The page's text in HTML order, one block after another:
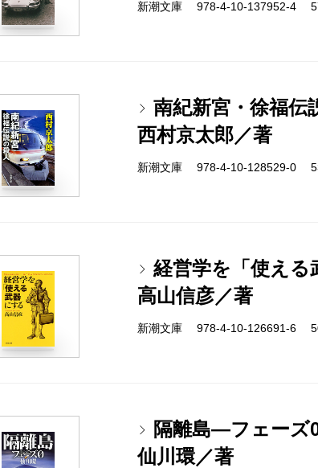
新潮文庫 978-4-10-137952-4
南紀新宮・徐福伝
西村京太郎／著
新潮文庫 978-4-10-128529-0
経営学を「使える
高山信彦／著
新潮文庫 978-4-10-126691-6
隔離島―フェー
仙川環／著